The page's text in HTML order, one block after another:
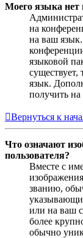
Моего языка нет
на
на ваш
языковой
язык.
получить на
Вернуться к
Что означают
пользователя?
Вместе с
званию,
или на ваш
более
обычно